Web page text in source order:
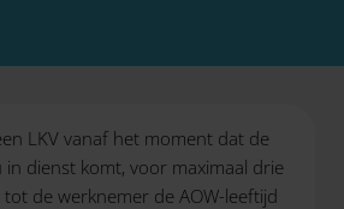
LKV vanaf het moment dat de
dienst komt, voor maximaal drie
de werknemer de AOW-leeftijd